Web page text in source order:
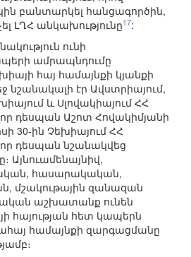
բանտարկել հանցագործին,
ԼՂՀ անկախությունը17:
ունի
ամրապնդումը
հայ համայնքի կյանքի
նշանակալի էր Ավստրիայում,
և Սլովակիայում ՀՀ
դեսպան Աշոտ Հովակիմյանի
30-ին Չեխիայում ՀՀ
դեսպան նշանակվեց
Այնուամենայնիվ,
հասարակական,
մշակութային զանազան
աշխատանք ունեն
հայության հետ կապերն
համայնքի զարգացմանը